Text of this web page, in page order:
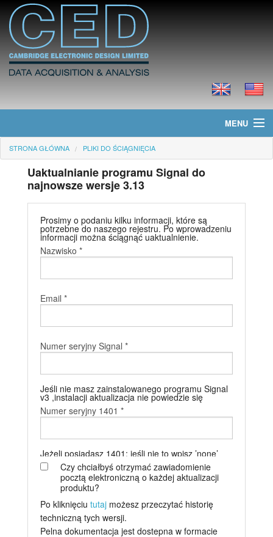
MENU
Strona główna
Informacje
Produkty
STRONA GŁÓWNA PLIKI DO ŚCIĄGNIĘCIA
Uaktualnianie programu Signal do
najnowsze wersje 3.13
Prosimy o podaniu kilku informacji, które są
potrzebne do naszego rejestru. Po wprowadzeniu
informacji można ściągnąć uaktualnienie.
Nazwisko *
Email *
Numer seryjny Signal *
Jeśli nie masz zainstalowanego programu Signal
v3 ,instalacji aktualizacja nie powiedzie się
Numer seryjny 1401 *
Jeżeli posiadasz 1401; jeśli nie to wpisz ’none’
Czy chciałbyś otrzymać zawiadomienie
pocztą elektroniczną o każdej aktualizacji
produktu?
Po kliknięciu tutajmożesz przeczytać historię
techniczną tych wersji.
Pelna dokumentacja jest dostepna w formacie